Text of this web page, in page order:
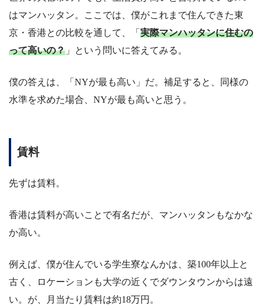
はマンハッタン。ここでは、僕がこれまで住んできた東
京・香港との比較を通して、「 実際マンハッタンに住むの
って高いの？ 」という問いに答えてみる。
僕の答えは、「NYが最も高い」だ。補足すると、同様の
水準を求めた場合、NYが最も高いと思う。
賃料
先ずは賃料。
香港は賃料が高いことで有名だが、マンハッタンもなかな
か高い。
例えば、僕が住んでいる学生寮なんかは、築100年以上と
古く、ロケーションも大学の近くでダウンタウンからは遠
い。が、月当たり賃料は約18万円。